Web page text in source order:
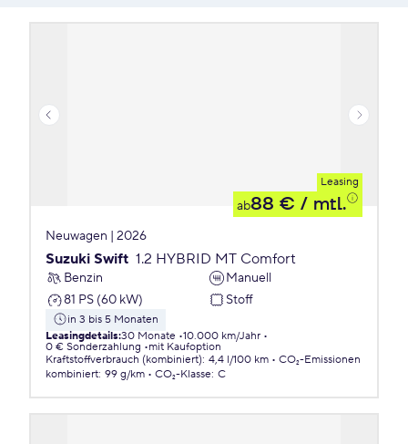
Leasing
ab88 € / mtl.
Neuwagen | 2026
Suzuki Swift 1.2 HYBRID MT Comfort
Benzin
Manuell
81 PS (60 kW)
Stoff
in 3 bis 5 Monaten
Leasingdetails:30 Monate 10.000 km/Jahr
0 € Sonderzahlung
mit Kaufoption
Kraftstoffverbrauch (kombiniert): 4,4 l/100 km
CO₂-Emissionen
kombiniert: 99 g/km CO₂-Klasse: C